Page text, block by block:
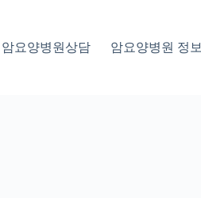
암요양병원상담 암요양병원 정보